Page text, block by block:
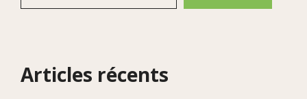
Articles récents